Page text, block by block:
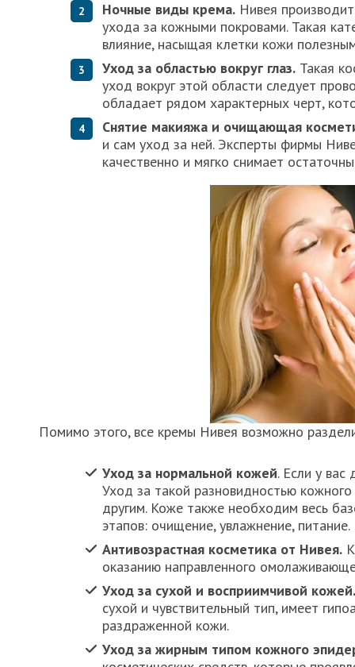
Ночные виды крема. Нивея
ухода за кожными покровами. Такая
влияние, насыщая клетки кожи
Уход за областью вокруг глаз. Такая
уход вокруг этой области следует
обладает рядом характерных черт,
Снятие макияжа и очищающая
и сам уход за ней. Эксперты фирмы
качественно и мягко снимает
Помимо этого, все кремы Нивея возможно
Уход за нормальной кожей. Если у
Уход за такой разновидностью
другим. Коже также необходим весь
этапов: очищение, увлажнение, питание.
Антивозрастная косметика от Нивея.
оказанию направленного
Уход за сухой и восприимчивой кожей.
сухой и чувствительный тип, имеет
раздраженной кожи.
Уход за жирным типом кожного